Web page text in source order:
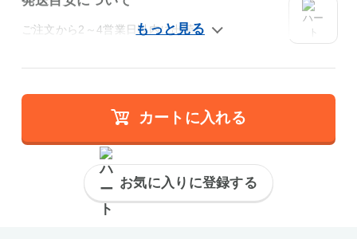
ご注文から2～4営業日以内に出荷
カートに入れる
お気に入りに登録する